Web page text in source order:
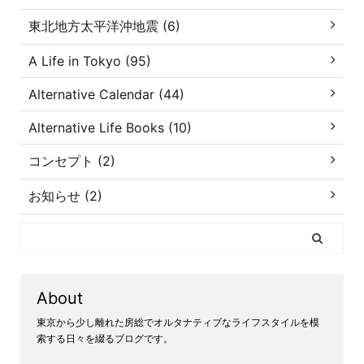
東北地方太平洋沖地震 (6)
A Life in Tokyo (95)
Alternative Calendar (44)
Alternative Life Books (10)
コンセプト (2)
お知らせ (2)
About
東京から少し離れた房総でオルタナティブなライフスタイルを模
索する日々を綴るブログです。